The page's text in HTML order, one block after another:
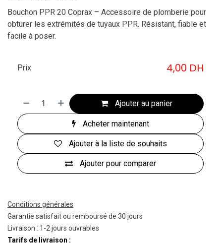
Bouchon PPR 20 Coprax – Accessoire de plomberie pour
obturer les extrémités de tuyaux PPR. Résistant, fiable et
facile à poser.
Ajouter au panier
Acheter maintenant
Ajouter pour comparer
Ajouter à la liste de souhaits
Prix 4,00 DH
Conditions générales
Garantie satisfait ou remboursé de 30 jours
Livraison : 1-2 jours ouvrables
Tarifs de livraison :